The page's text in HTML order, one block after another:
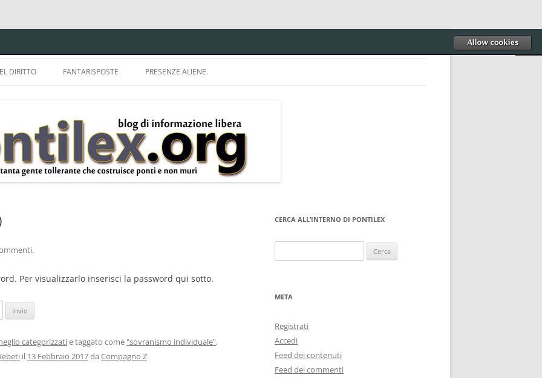
DIRITTO
DELLA LDA 633.
E
FANTARISPOSTE PRESENZE ALIENE.
Per visualizzarlo inserisci la password qui sotto.
categorizzatie taggato come "sovranismo individuale",
il 13 Febbraio 2017da Compagno Z
CERCA ALL’INTERNO DI PONTILEX
per:
META
Registrati
Accedi
Feed dei contenuti
Feed dei commenti